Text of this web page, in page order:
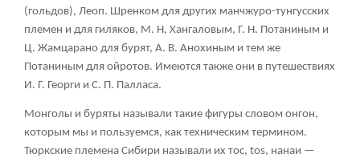
(гольдов), Леоп. Шренком для других манчжуро-тунгусских
племен и для гиляков, М. Н, Хангаловым, Г. Н. Потаниным и
Ц. Жамцарано для бурят, А. В. Анохиным и тем же
Потаниным для ойротов. Имеются также они в путешествиях
И. Г. Георги и С. П. Палласа.
Монголы и буряты называли такие фигуры словом онгон,
которым мы и пользуемся, как техническим термином.
Тюркские племена Сибири называли их тос, tos, нанаи —